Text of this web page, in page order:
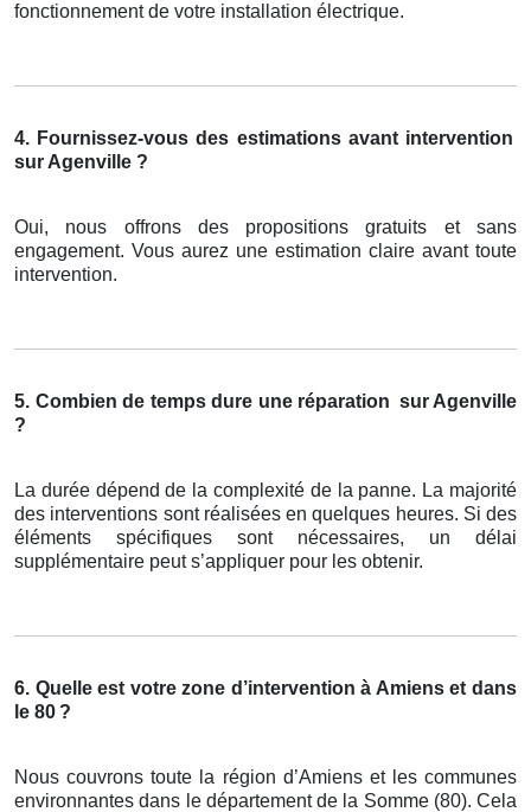
fonctionnement de votre installation é lectrique.
4. Fournissez-vous des estimations avant intervention
sur Agenville ?
Oui, nous offrons des propositions gratuits et sans
engagement. Vous aurez une estimation claire avant toute
intervention.
5. Combien de temps dure une réparation sur Agenville
?
La durée dépend de la complexité de la panne. La majorité
des interventions sont réalisées en quelques heures. Si des
éléments spécifiques sont nécessaires, un délai
supplémentaire peut s’appliquer pour les obtenir.
6. Quelle est votre zone d’intervention à Amiens et dans
le 80 ?
Nous couvrons toute la région d’Amiens et les communes
environnantes dans le département de la Somme (80). Cela